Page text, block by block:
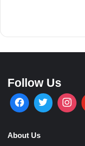
Follow Us
About Us